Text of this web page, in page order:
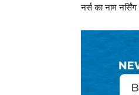
नर्स का नाम